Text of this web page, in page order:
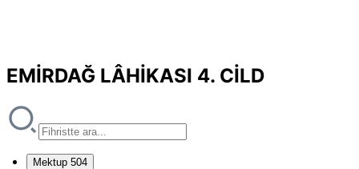
EMİRDAĞ LÂHİKASI 4. CİLD
Mektup 504